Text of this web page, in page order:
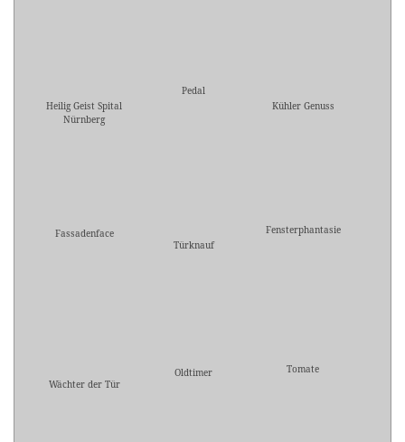
Heilig Geist Spital
Nürnberg
Pedal
Kühler Genuss
Fassadenface
Türknauf
Fensterphantasie
Wächter der Tür
Oldtimer Tomate